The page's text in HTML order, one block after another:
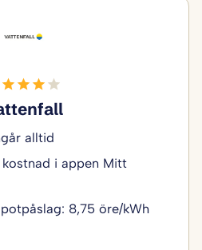
alltid
i appen Mitt
8,75 öre/kWh